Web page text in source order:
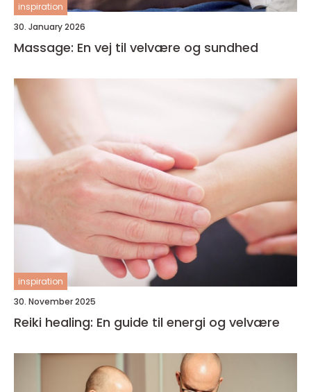
inspiration
30. January 2026
Massage: En vej til velvære og sundhed
inspiration
30. November 2025
Reiki healing: En guide til energi og velvære